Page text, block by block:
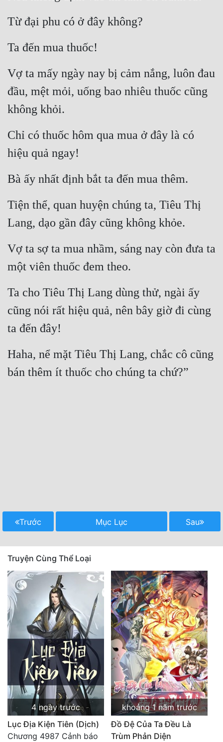
Từ đại phu có ở đây không?
Ta đến mua thuốc!
Vợ ta mấy ngày nay bị cảm nắng, luôn đau
đầu, mệt mỏi, uống bao nhiêu thuốc cũng
không khỏi.
Chỉ có thuốc hôm qua mua ở đây là có
hiệu quả ngay!
Bà ấy nhất định bắt ta đến mua thêm.
Tiện thể, quan huyện chúng ta, Tiêu Thị
Lang, dạo gần đây cũng không khỏe.
Vợ ta sợ ta mua nhầm, sáng nay còn đưa ta
một viên thuốc đem theo.
Ta cho Tiêu Thị Lang dùng thử, ngài ấy
cũng nói rất hiệu quả, nên bây giờ đi cùng
ta đến đây!
Haha, nể mặt Tiêu Thị Lang, chắc cô cũng
bán thêm ít thuốc cho chúng ta chứ?”
Trước Mục Lục Sau
Truyện Cùng Thể Loại
4 ngày trước
Lục Địa Kiện Tiên (Dịch)
Chương 4987 Cảnh báo
khoảng 1 năm trước
Đồ Đệ Của Ta Đều Là
Trùm Phản Diện